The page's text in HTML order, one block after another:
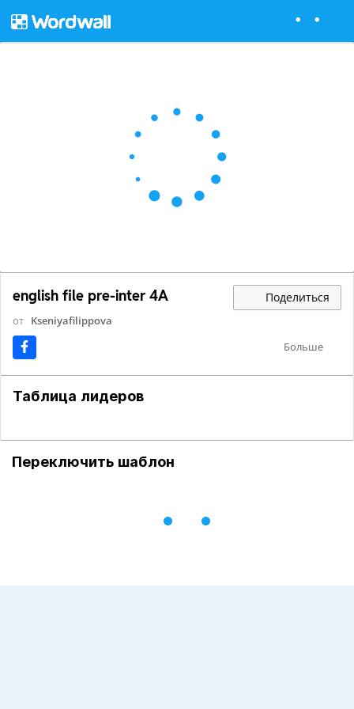
english file pre-inter 4A Поделиться
от Kseniyafilippova
Больше
Таблица лидеров
Переключить шаблон